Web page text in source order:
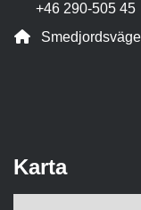
+46 290-505 45
Adress:
Karta